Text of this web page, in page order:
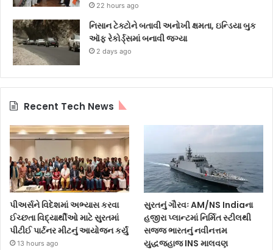
22 hours ago
નિસાન ટેક્ટોને બતાવી અનોખી ક્ષમતા, ઇન્ડિયા બુક
ઑફ રેકોર્ડ્સમાં બનાવી જગ્યા
2 days ago
Recent Tech News
પીઅર્સને વિદેશમાં અભ્યાસ કરવા
ઈચ્છતા વિદ્યાર્થીઓ માટે સુરતમાં
પીટીઈ પાર્ટનર મીટનું આયોજન કર્યું
13 hours ago
સુરતનું ગૌરવઃ AM/NS Indiaના
હજીરા પ્લાન્ટમાં નિર્મિત સ્ટીલથી
સજ્જ ભારતનું નવીનત્તમ
યુદ્ધજહાજ INS માલવણ